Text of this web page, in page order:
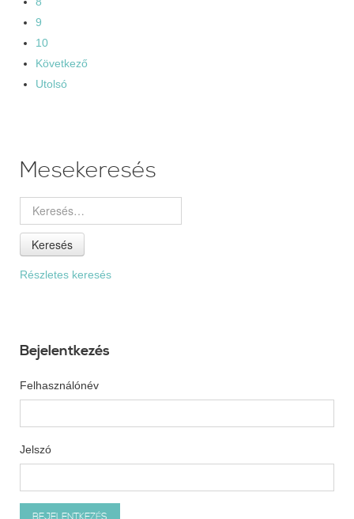
9
10
Következő
Utolsó
Mesekeresés
Keresés
Részletes keresés
Bejelentkezés
Felhasználónév
Jelszó